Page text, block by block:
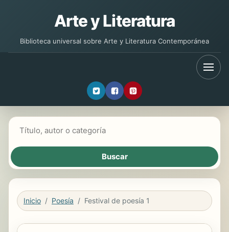
Arte y Literatura
Biblioteca universal sobre Arte y Literatura Contemporánea
Inicio Poesía Festival de poesía 1